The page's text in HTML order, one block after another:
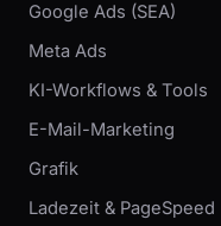
Google Ads (SEA)
Meta Ads
KI-Workflows & Tools
E-Mail-Marketing
Grafik
Ladezeit & PageSpeed